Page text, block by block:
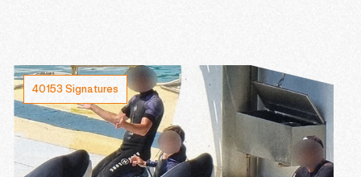
40153 Signatures